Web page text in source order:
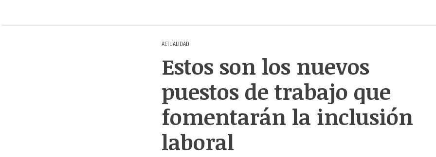
ACTUALIDAD
Estos son los nuevos
puestos de trabajo que
fomentarán la inclusión
laboral